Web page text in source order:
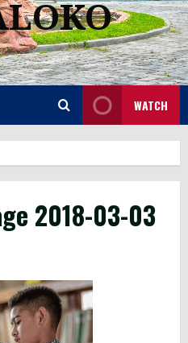
WATCH
2018-03-03